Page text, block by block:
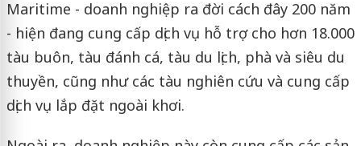
Maritime - doanh nghiệp ra đời cách đây 200 năm
- hiện đang cung cấp dịch vụ hỗ trợ cho hơn 18.000
tàu buôn, tàu đánh cá, tàu du lịch, phà và siêu du
thuyền, cũng như các tàu nghiên cứu và cung cấp
dịch vụ lắp đặt ngoài khơi.